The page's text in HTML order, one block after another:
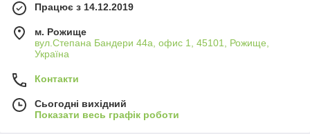
Працює з 14.12.2019
м. Рожище
вул.Степана Бандери 44а, офис 1, 45101, Рожище,
Україна
Контакти
Сьогодні вихідний
Показати весь графік роботи